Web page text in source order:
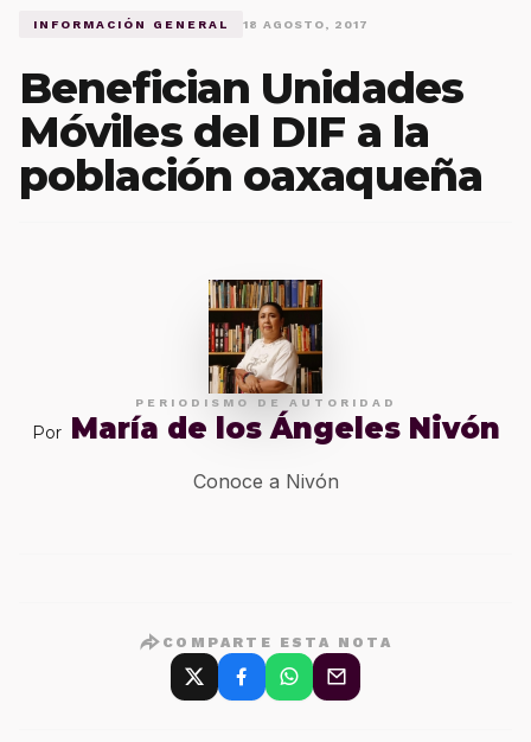
INFORMACIÓN GENERAL 18 AGOSTO, 2017
Benefician Unidades
Móviles del DIF a la
población oaxaqueña
PERIODISMO DE AUTORIDAD
Por María de los Ángeles Nivón
Conoce a Nivón
COMPARTE ESTA NOTA